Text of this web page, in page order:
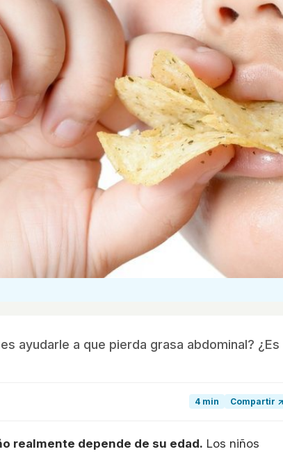
ayudarle a que pierda grasa abdominal? ¿Es
4 min Compartir ↗
realmente depende de su edad. Los niños